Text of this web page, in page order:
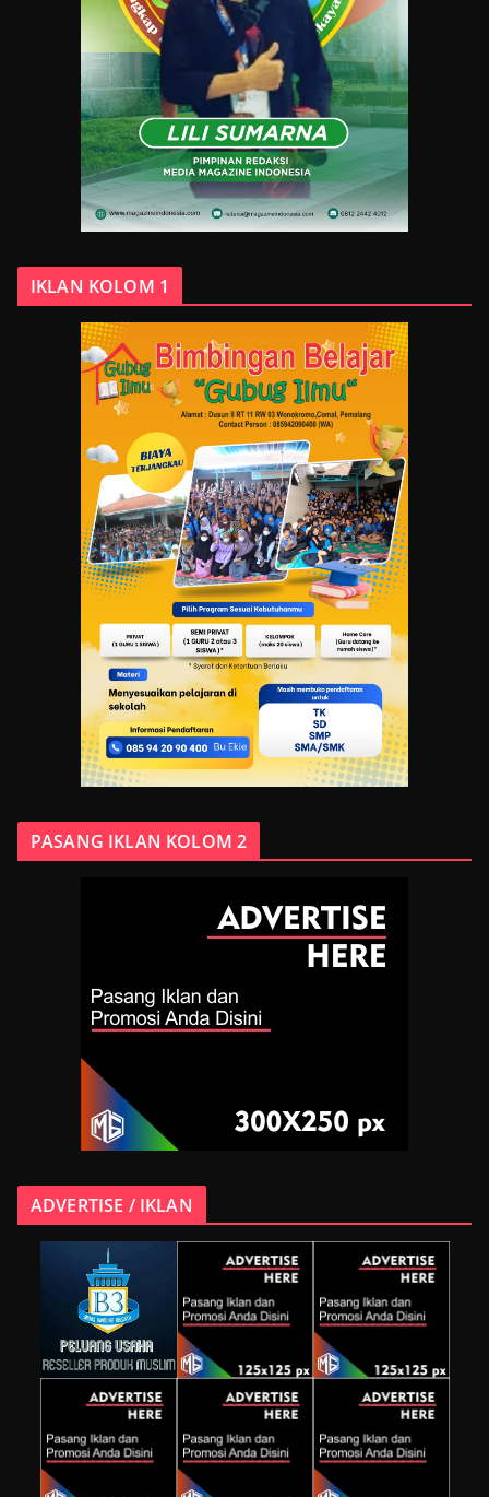
IKLAN KOLOM 1
PASANG IKLAN KOLOM 2
ADVERTISE / IKLAN